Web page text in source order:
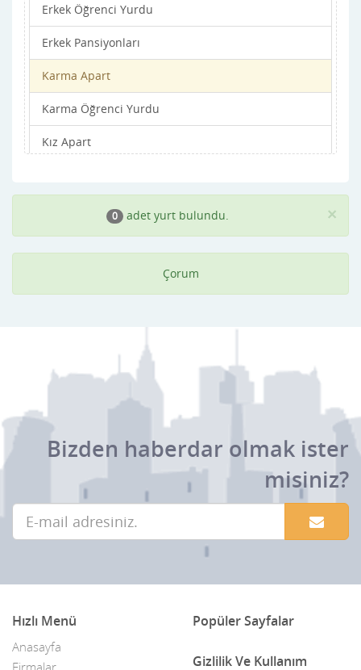
Sungurlu
Uğurludağ
Erkek Öğrenci Yurdu
Erkek Pansiyonları
Karma Apart
Karma Öğrenci Yurdu
Kız Apart
Kız Pansiyonları ×
0 adet yurt bulundu.
Çorum
Bizden haberdar olmak ister
misiniz?
Hızlı Menü
Anasayfa
Popüler Sayfalar
Gizlilik Ve Kullanım